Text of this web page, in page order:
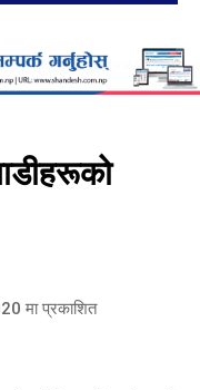
मा प्रकाशित